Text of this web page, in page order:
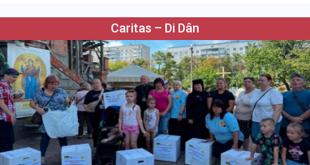
Caritas – Di Dân